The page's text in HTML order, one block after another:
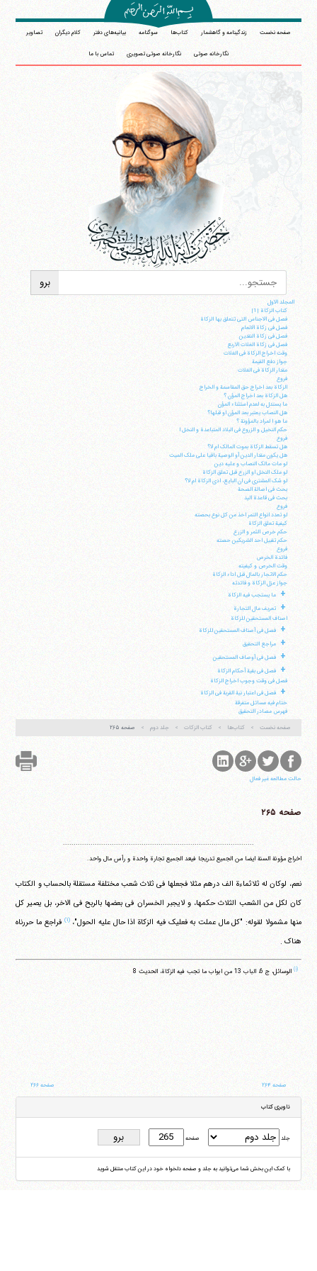
صفحه نخست زندگینامه و گاهشمار کتاب‌ها سوگنامه بیانیه‌های دفتر کلام دیگران تصاویر
نگارخانه صوتی نگارخانه صوتی تصویری تماس با ما
المجلد الاول
کتاب الزکاة |1|
فصل فی الاجناس التی تتعلق بها الزکاة
فصل فی زکاة الانعام
فصل فی زکاة النقدین
فصل فی زکاة الغلات الاربع
وقت اخراج الزکاة فی الغلات
جواز دفع القیمة
مقدار الزکاة فی الغلات
فروع
الزکاة بعد اخراج حق المقاسمة و الخراج
هل الزکاة بعد اخراج المؤن ؟
ما یستدل به لعدم استثناء المؤن
هل النصاب یعتبر بعد المؤن او قبلها؟
ما هو ا لمراد بالمؤونة ؟
حکم النخیل و الزروع فی البلاد المتباعدة و النخل ا
فروع
هل تسقط الزکاة بموت المالک ام لا؟
هل یکون مقدار الدین أو الوصیة باقیا علی ملک المیت
لو مات مالک النصاب و علیه دین
لو ملک النخل او الزرع قبل تعلق الزکاة
لو شک المشتری فی ان البایع، ادی الزکاة ام لا؟
بحث فی اصالة الصحة
بحث فی قاعدة الید
فروع
لو تعدد انواع التمر اخذ من کل نوع بحصته
کیفیة تعلق الزکاة
حکم خرص الثمر و الزرع
حکم تقبیل احد الشریکین حصته
فروع
فائدة الخرص
وقت الخرص و کیفیته
حکم الاتجار بالمال قبل اداء الزکاة
جواز عزل الزکاة و فائدته
+ ما یستجب فیه الزکاة
+
تعریف مال التجارة
اصناف المستحقین للزکاة
+ فصل فی أصناف المستحقین للزکاة
+ مراجع التحقیق
+ فصل فی أوصاف المستحقین
+
فصل فی بقیة أحکام الزکاة
فصل فی وقت وجوب اخراج الزکاة
+
فصل فی اعتبار نیة القربة فی الزکاة
ختام فیه مسائل متفرقة
فهرس مصادر التحقیق
صفحه نخست
کتاب‌ها کتاب الزکات جلد دوم صفحه ۲۶۵
حالت مطالعه غیر فعال
صفحه ۲۶۵
..........................................................................................
اخراج مؤونة السنة ایضا من الجمیع تدریجا فیعد الجمیع تجارة واحدة و رأس مال واحد.
نعم، لوکان له ثلاثماءة الف درهم مثلا فجعلها فی ثلاث شعب مختلفة مستقلة بالحساب و الکتاب
کان لکل من الشعب الثلاث حکمها، و لایجبر الخسران فی بعضها بالربح فی الاخر، بل یصیر کل
منها مشمولا لقوله: "کل مال عملت به فعلیک فیه الزکاة اذا حال علیه الحول"،(۱)
فراجع ما حررناه
هناک .
(۱) الوسائل، ج 6، الباب 13 من ابواب ما تجب فیه الزکاة، الحدیث 8
صفحه ۲۶۴ صفحه ۲۶۶
ناوبری کتاب
جلد صفحه
با کمک این بخش شما می‌توانید به جلد و صفحه دلخواه خود در این کتاب منتقل شوید
شماره ٨
فکس